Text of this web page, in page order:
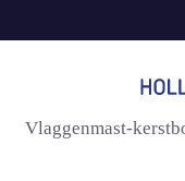
Vlaggenmast-